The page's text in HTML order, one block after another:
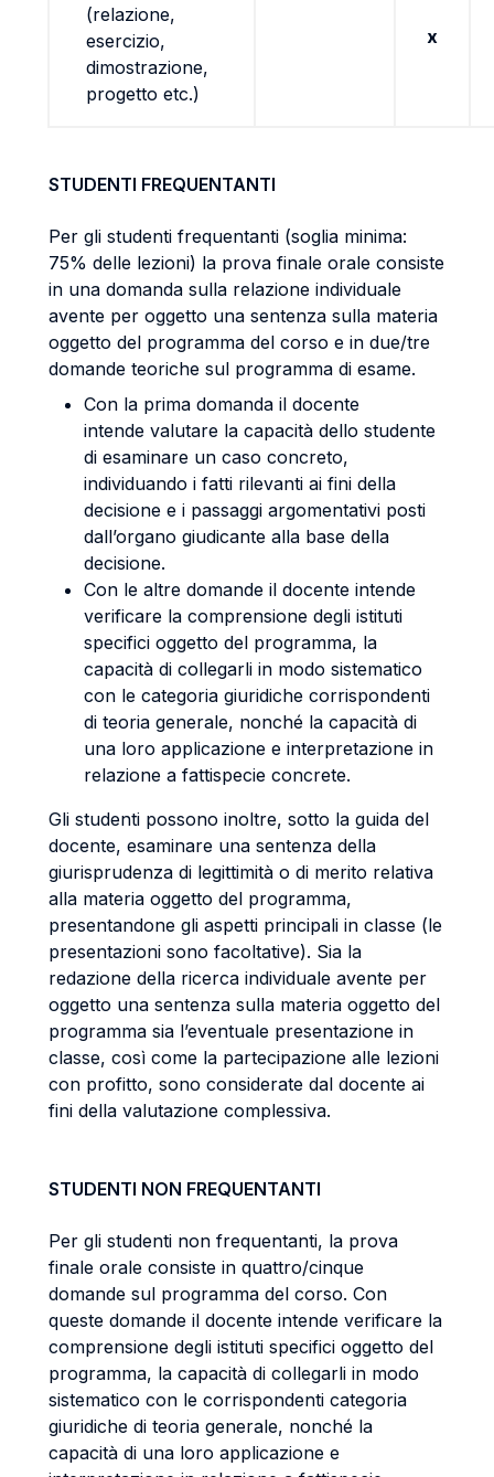
(relazione,
esercizio,
dimostrazione,
progetto etc.)
x
STUDENTI FREQUENTANTI
Per gli studenti frequentanti (soglia minima:
75% delle lezioni) la prova finale orale consiste
in una domanda sulla relazione individuale
avente per oggetto una sentenza sulla materia
oggetto del programma del corso e in due/tre
domande teoriche sul programma di esame.
Con la prima domanda il docente
intende valutare la capacità dello studente
di esaminare un caso concreto,
individuando i fatti rilevanti ai fini della
decisione e i passaggi argomentativi posti
dall’organo giudicante alla base della
decisione.
Con le altre domande il docente intende
verificare la comprensione degli istituti
specifici oggetto del programma, la
capacità di collegarli in modo sistematico
con le categoria giuridiche corrispondenti
di teoria generale, nonché la capacità di
una loro applicazione e interpretazione in
relazione a fattispecie concrete.
Gli studenti possono inoltre, sotto la guida del
docente, esaminare una sentenza della
giurisprudenza di legittimità o di merito relativa
alla materia oggetto del programma,
presentandone gli aspetti principali in classe (le
presentazioni sono facoltative). Sia la
redazione della ricerca individuale avente per
oggetto una sentenza sulla materia oggetto del
programma sia l’eventuale presentazione in
classe, così come la partecipazione alle lezioni
con profitto, sono considerate dal docente ai
fini della valutazione complessiva.
STUDENTI NON FREQUENTANTI
Per gli studenti non frequentanti, la prova
finale orale consiste in quattro/cinque
domande sul programma del corso. Con
queste domande il docente intende verificare la
comprensione degli istituti specifici oggetto del
programma, la capacità di collegarli in modo
sistematico con le corrispondenti categoria
giuridiche di teoria generale, nonché la
capacità di una loro applicazione e